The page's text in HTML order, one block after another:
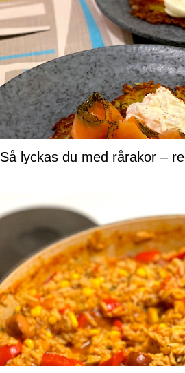
Så lyckas du med rårakor –